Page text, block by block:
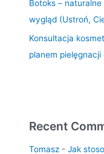
Botoks –
wygląd (Ustroń,
Konsultacja
planem
Recent
Tomasz -Jak